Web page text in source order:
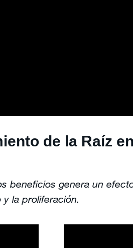
de la Raíz
beneficios genera un
la proliferación.